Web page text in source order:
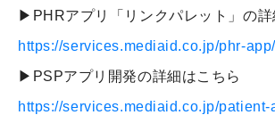
▶PHRアプリ「リンクパレット」の詳
https://services.mediaid.co.jp/phr-
▶PSPアプリ開発の詳細はこちら
https://services.mediaid.co.jp/patient-